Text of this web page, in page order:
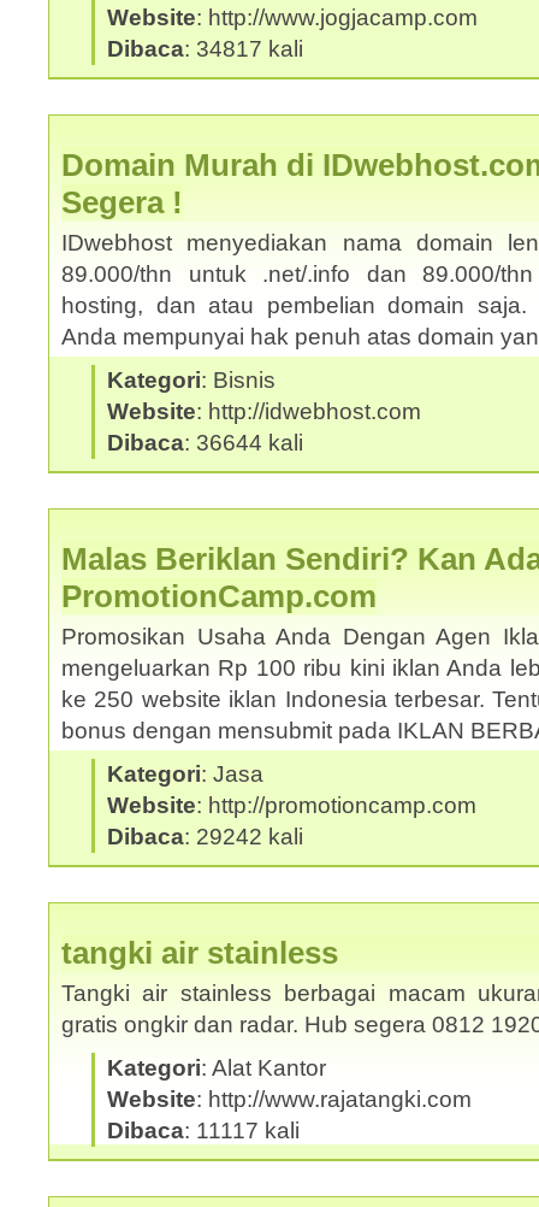
Website: http://www.jogjacamp.com
Dibaca: 34817 kali
Domain Murah di
Segera !
IDwebhost menyediakan nama domain
89.000/thn untuk .net/.info dan 89.000/
hosting, dan atau pembelian domain saja.
Anda mempunyai hak penuh atas domain
Kategori: Bisnis
Website: http://idwebhost.com
Dibaca: 36644 kali
Malas Beriklan Sendiri? Kan
PromotionCamp.com
Promosikan Usaha Anda Dengan Agen
mengeluarkan Rp 100 ribu kini iklan Anda
ke 250 website iklan Indonesia terbesar.
bonus dengan mensubmit pada IKLAN
Kategori: Jasa
Website: http://promotioncamp.com
Dibaca: 29242 kali
tangki air stainless
Tangki air stainless berbagai macam
gratis ongkir dan radar. Hub segera 0812
Kategori: Alat Kantor
Website: http://www.rajatangki.com
Dibaca: 11117 kali